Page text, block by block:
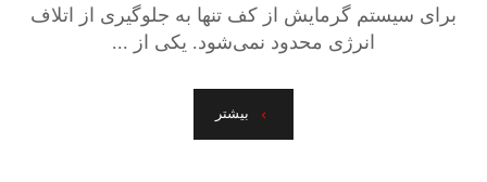
برای سیستم گرمایش از کف تنها به جلوگیری از اتلاف
انرژی محدود نمی‌شود. یکی از ...
بیشتر